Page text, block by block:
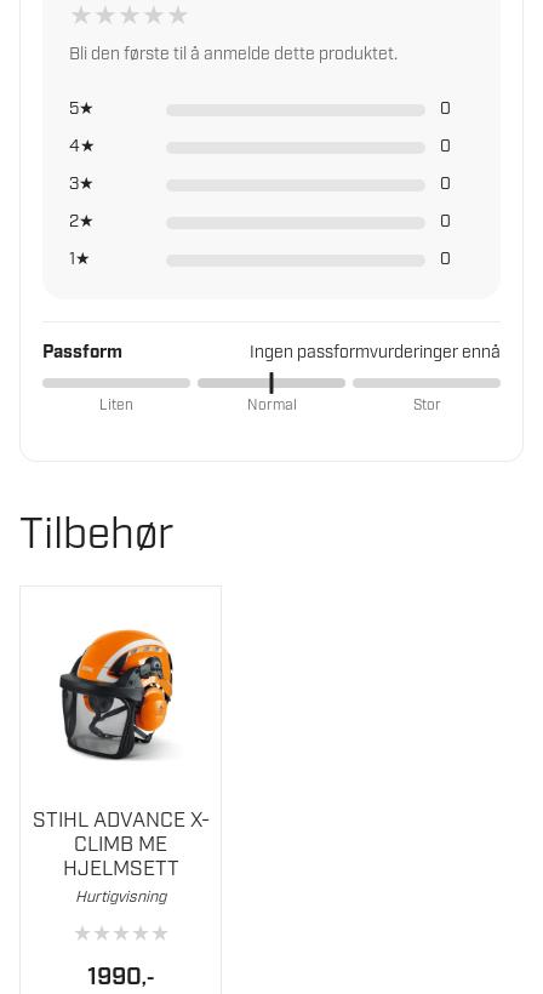
Les mer om trygg handel i norsk faghandel
★★★★★
Bli den første til å anmelde dette produktet.
5★
0
4★
0
3★
0
2★
0
1★
0
Passform Ingen passformvurderinger ennå
Liten Normal Stor
Tilbehør
STIHL ADVANCE X-
CLIMB ME
HJELMSETT
Hurtigvisning
★★★★★
1990,-